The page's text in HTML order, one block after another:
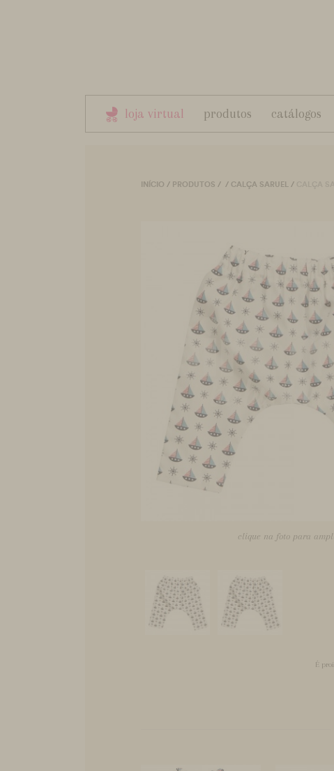
loja virtual produtos catálogos
INÍCIO / PRODUTOS / / CALÇA SARUEL /
clique na foto para
É